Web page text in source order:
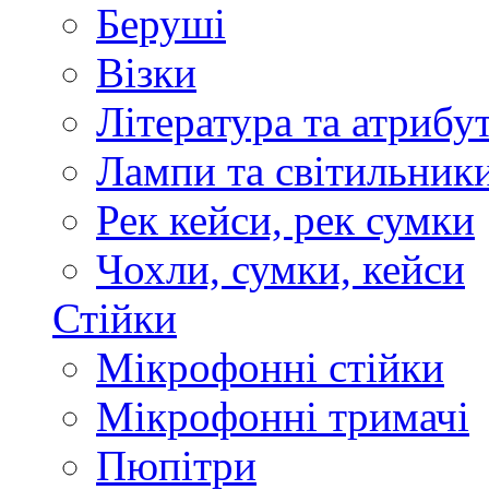
Беруші
Візки
Література та
Лампи та
Рек кейси, рек сумки
Чохли, сумки, кейси
Стійки
Мікрофонні стійки
Мікрофонні тримачі
Пюпітри